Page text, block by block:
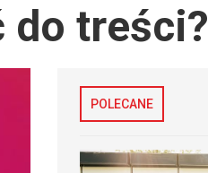
do treści?
POLECANE